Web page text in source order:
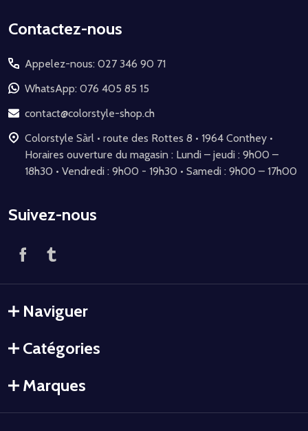
Début
pied
de
page
Contactez-nous
Appelez-nous: 027 346 90 71
WhatsApp: 076 405 85 15
contact@colorstyle-shop.ch
Colorstyle Sàrl • route des Rottes 8 • 1964 Conthey •
Horaires ouverture du magasin : Lundi – jeudi : 9h00 –
18h30 • Vendredi : 9h00 - 19h30 • Samedi : 9h00 – 17h00
Suivez-nous
Naviguer
Catégories
Marques